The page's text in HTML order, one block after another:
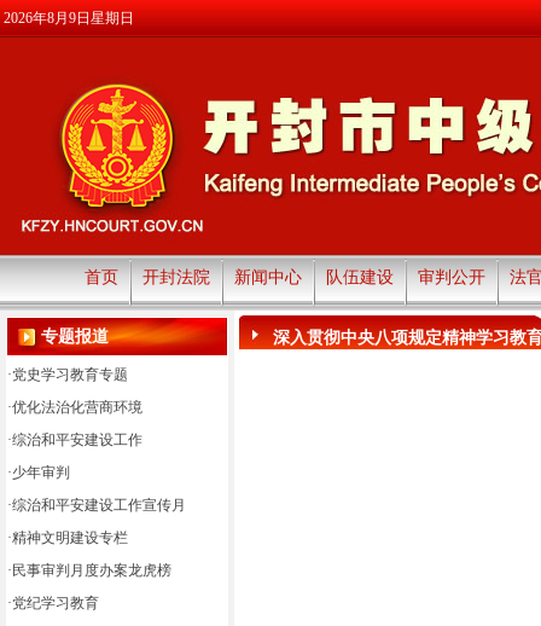
2026年8月9日星期日
首页 开封法院 新闻中心 队伍建设 审判公开 法
专题报道
·党史学习教育专题
·优化法治化营商环境
·综治和平安建设工作
·少年审判
·综治和平安建设工作宣传月
·精神文明建设专栏
· 民事审判月度办案龙虎榜
·党纪学习教育
深入贯彻中央八项规定精神学习教